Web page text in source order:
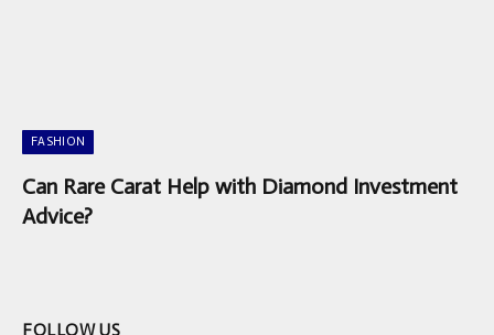
FASHION
Can Rare Carat Help with Diamond Investment
Advice?
FOLLOW US